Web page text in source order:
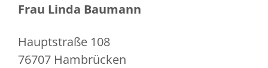
Frau Linda Baumann
Hauptstraße 108
76707 Hambrücken